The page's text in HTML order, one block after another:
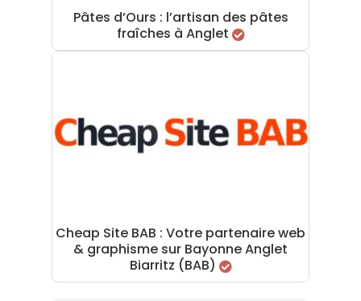
Pâtes d’Ours : l’artisan des pâtes
fraîches à Anglet
Cheap Site BAB : Votre partenaire web
& graphisme sur Bayonne Anglet
Biarritz (BAB)